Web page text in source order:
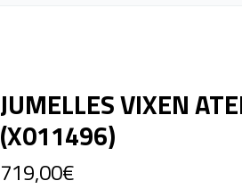
JUMELLES VIXEN
(X011496)
719,00€